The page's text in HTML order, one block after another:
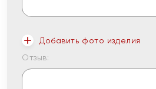
Добавить фото изделия
Отзыв: